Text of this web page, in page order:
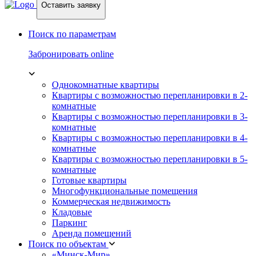
Оставить заявку
Поиск по параметрам
Забронировать online
Однокомнатные квартиры
Квартиры с возможностью перепланировки в 2-
комнатные
Квартиры с возможностью перепланировки в 3-
комнатные
Квартиры с возможностью перепланировки в 4-
комнатные
Квартиры с возможностью перепланировки в 5-
комнатные
Готовые квартиры
Многофункциональные помещения
Коммерческая недвижимость
Кладовые
Паркинг
Аренда помещений
Поиск по объектам